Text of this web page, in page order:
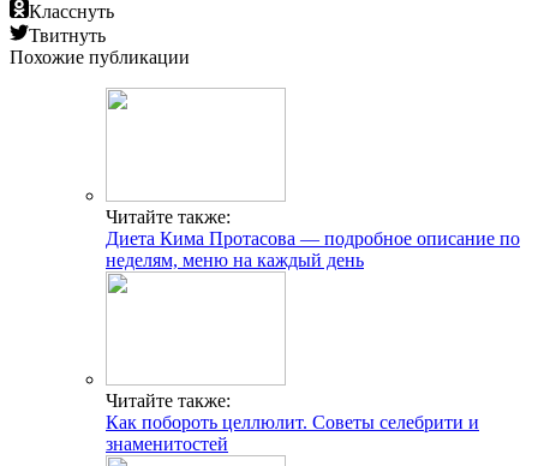
Класснуть
Твитнуть
Похожие публикации
Читайте также:
Диета Кима Протасова — подробное описание по
неделям, меню на каждый день
Читайте также:
Как побороть целлюлит. Советы селебрити и
знаменитостей